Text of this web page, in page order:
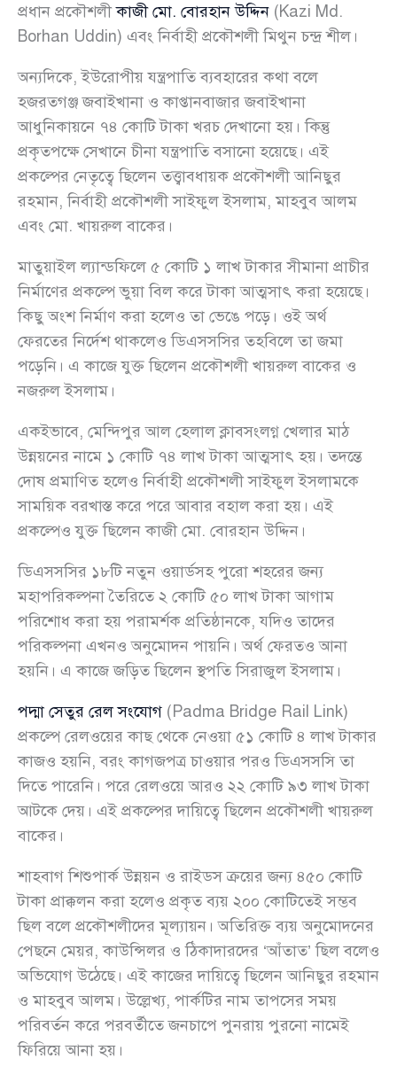
প্রধান প্রকৌশলীকাজী মো. বোরহান উদ্দিন (Kazi Md.
Borhan Uddin) এবং নির্বাহী প্রকৌশলী মিথুন চন্দ্র শীল।
অন্যদিকে, ইউরোপীয় যন্ত্রপাতি ব্যবহারের কথা বলে
হজরতগঞ্জ জবাইখানা ও কাপ্তানবাজার জবাইখানা
আধুনিকায়নে ৭৪ কোটি টাকা খরচ দেখানো হয়। কিন্তু
প্রকৃতপক্ষে সেখানে চীনা যন্ত্রপাতি বসানো হয়েছে। এই
প্রকল্পের নেতৃত্বে ছিলেন তত্ত্বাবধায়ক প্রকৌশলী আনিছুর
রহমান, নির্বাহী প্রকৌশলী সাইফুল ইসলাম, মাহবুব আলম
এবং মো. খায়রুল বাকের।
মাতুয়াইল ল্যান্ডফিলে ৫ কোটি ১ লাখ টাকার সীমানা প্রাচীর
নির্মাণের প্রকল্পে ভুয়া বিল করে টাকা আত্মসাৎ করা হয়েছে।
কিছু অংশ নির্মাণ করা হলেও তা ভেঙে পড়ে। ওই অর্থ
ফেরতের নির্দেশ থাকলেও ডিএসসসির তহবিলে তা জমা
পড়েনি। এ কাজে যুক্ত ছিলেন প্রকৌশলী খায়রুল বাকের ও
নজরুল ইসলাম।
একইভাবে, মেন্দিপুর আল হেলাল ক্লাবসংলগ্ন খেলার মাঠ
উন্নয়নের নামে ১ কোটি ৭৪ লাখ টাকা আত্মসাৎ হয়। তদন্তে
দোষ প্রমাণিত হলেও নির্বাহী প্রকৌশলী সাইফুল ইসলামকে
সাময়িক বরখাস্ত করে পরে আবার বহাল করা হয়। এই
প্রকল্পেও যুক্ত ছিলেন কাজী মো. বোরহান উদ্দিন।
ডিএসসসির ১৮টি নতুন ওয়ার্ডসহ পুরো শহরের জন্য
মহাপরিকল্পনা তৈরিতে ২ কোটি ৫০ লাখ টাকা আগাম
পরিশোধ করা হয় পরামর্শক প্রতিষ্ঠানকে, যদিও তাদের
পরিকল্পনা এখনও অনুমোদন পায়নি। অর্থ ফেরতও আনা
হয়নি। এ কাজে জড়িত ছিলেন স্থপতি সিরাজুল ইসলাম।
পদ্মা সেতুর রেল সংযোগ (Padma Bridge Rail Link)
প্রকল্পে রেলওয়ের কাছ থেকে নেওয়া ৫১ কোটি ৪ লাখ টাকার
কাজও হয়নি, বরং কাগজপত্র চাওয়ার পরও ডিএসসসি তা
দিতে পারেনি। পরে রেলওয়ে আরও ২২ কোটি ৯৩ লাখ টাকা
আটকে দেয়। এই প্রকল্পের দায়িত্বে ছিলেন প্রকৌশলী খায়রুল
বাকের।
শাহবাগ শিশুপার্ক উন্নয়ন ও রাইডস ক্রয়ের জন্য ৪৫০ কোটি
টাকা প্রাক্কলন করা হলেও প্রকৃত ব্যয় ২০০ কোটিতেই সম্ভব
ছিল বলে প্রকৌশলীদের মূল্যায়ন। অতিরিক্ত ব্যয় অনুমোদনের
পেছনে মেয়র, কাউন্সিলর ও ঠিকাদারদের ‘আঁতাত’ ছিল বলেও
অভিযোগ উঠেছে। এই কাজের দায়িত্বে ছিলেন আনিছুর রহমান
ও মাহবুব আলম। উল্লেখ্য, পার্কটির নাম তাপসের সময়
পরিবর্তন করে পরবর্তীতে জনচাপে পুনরায় পুরনো নামেই
ফিরিয়ে আনা হয়।